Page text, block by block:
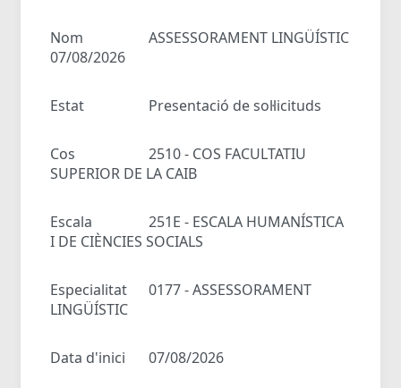
Nom
ASSESSORAMENT LINGÜÍSTIC
07/08/2026
Estat Presentació de sol·licituds
Cos
2510 - COS FACULTATIU
SUPERIOR DE LA CAIB
Escala
251E - ESCALA HUMANÍSTICA
I DE CIÈNCIES SOCIALS
Especialitat
0177 - ASSESSORAMENT
LINGÜÍSTIC
Data d'inici 07/08/2026